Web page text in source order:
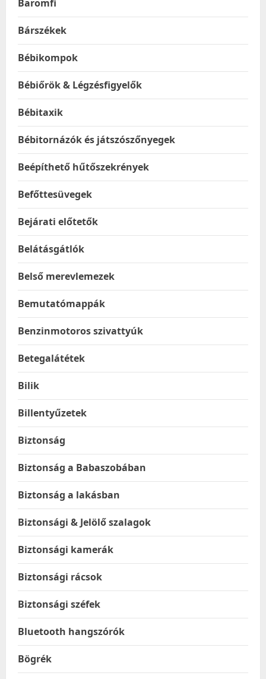
Baromfi
Bárszékek
Bébikompok
Bébiőrök & Légzésfigyelők
Bébitaxik
Bébitornázók és játszószőnyegek
Beépíthető hűtőszekrények
Befőttesüvegek
Bejárati előtetők
Belátásgátlók
Belső merevlemezek
Bemutatómappák
Benzinmotoros szivattyúk
Betegalátétek
Bilik
Billentyűzetek
Biztonság
Biztonság a Babaszobában
Biztonság a lakásban
Biztonsági & Jelölő szalagok
Biztonsági kamerák
Biztonsági rácsok
Biztonsági széfek
Bluetooth hangszórók
Bögrék